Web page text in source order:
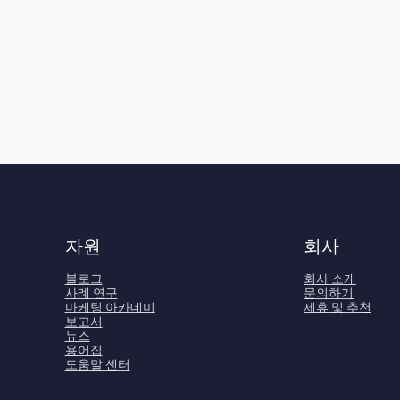
자원
블로그
사례 연구
마케팅 아카데미
보고서
뉴스
용어집
도움말 센터
회사
회사 소개
문의하기
제휴 및 추천